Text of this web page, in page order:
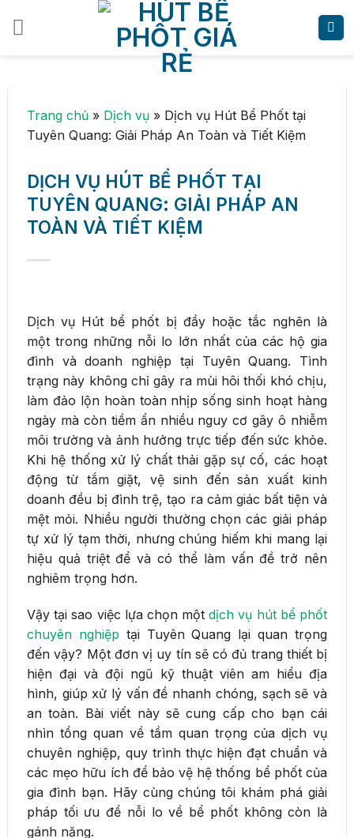
Trang chủ » Dịch vụ » Dịch vụ Hút Bể Phốt tại
Tuyên Quang: Giải Pháp An Toàn và Tiết Kiệm
DỊCH VỤ HÚT BỂ PHỐT TẠI
TUYÊN QUANG: GIẢI PHÁP AN
TOÀN VÀ TIẾT KIỆM
Dịch vụ Hút bể phốt bị đầy hoặc tắc nghẽn là
một trong những nỗi lo lớn nhất của các hộ gia
đình và doanh nghiệp tại Tuyên Quang. Tình
trạng này không chỉ gây ra mùi hôi thối khó chịu,
làm đảo lộn hoàn toàn nhịp sống sinh hoạt hàng
ngày mà còn tiềm ẩn nhiều nguy cơ gây ô nhiễm
môi trường và ảnh hưởng trực tiếp đến sức khỏe.
Khi hệ thống xử lý chất thải gặp sự cố, các hoạt
động từ tắm giặt, vệ sinh đến sản xuất kinh
doanh đều bị đình trệ, tạo ra cảm giác bất tiện và
mệt mỏi. Nhiều người thường chọn các giải pháp
tự xử lý tạm thời, nhưng chúng hiếm khi mang lại
hiệu quả triệt để và có thể làm vấn đề trở nên
nghiêm trọng hơn.
Vậy tại sao việc lựa chọn mộtdịch vụ hút bể phốt
chuyên nghiệp tại Tuyên Quang lại quan trọng
đến vậy? Một đơn vị uy tín sẽ có đủ trang thiết bị
hiện đại và đội ngũ kỹ thuật viên am hiểu địa
hình, giúp xử lý vấn đề nhanh chóng, sạch sẽ và
an toàn. Bài viết này sẽ cung cấp cho bạn cái
nhìn tổng quan về tầm quan trọng của dịch vụ
chuyên nghiệp, quy trình thực hiện đạt chuẩn và
các mẹo hữu ích để bảo vệ hệ thống bể phốt của
gia đình bạn. Hãy cùng chúng tôi khám phá giải
pháp tối ưu để nỗi lo về bể phốt không còn là
gánh nặng.